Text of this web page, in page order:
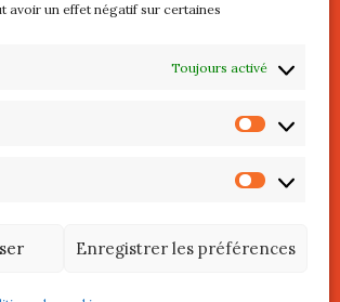
avoir un effet négatif sur certaines
Toujours activé
Enregistrer les préférences